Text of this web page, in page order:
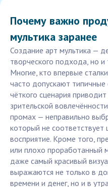
Почему важно
мультика заранее
Создание арт мультика —
творческого подхода, но и
Многие, кто впервые
часто допускают
чёткого сценария
зрительской
промах — неправильно
который не
восприятие. Кроме того,
или плохо проработанный
даже самый красивый
выражаются не только в
времени и денег, но и в